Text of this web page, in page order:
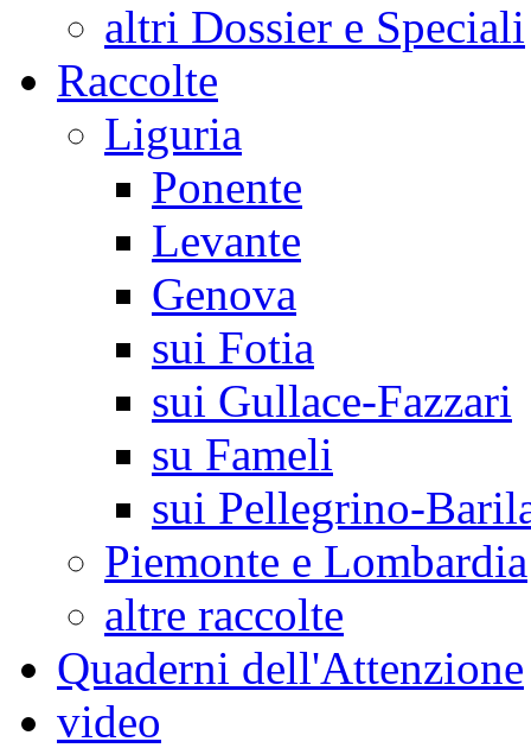
altri Dossier e Speciali
Raccolte
Liguria
Ponente
Levante
Genova
sui Fotia
sui Gullace-Fazzari
su Fameli
sui Pellegrino-
Piemonte e Lombardia
altre raccolte
Quaderni dell'Attenzione
video